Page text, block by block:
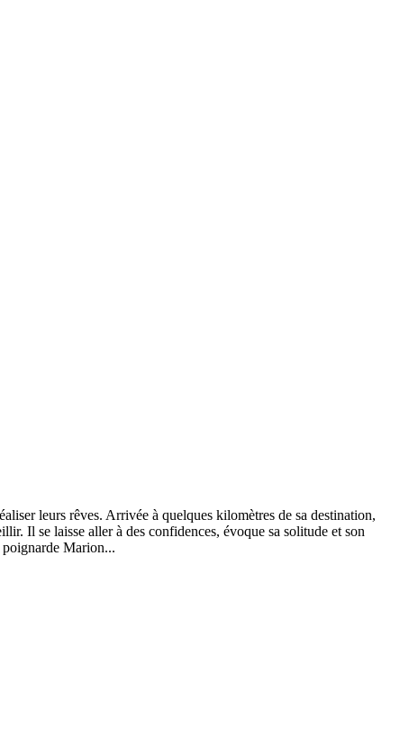
leurs rêves. Arrivée à quelques kilomètres de sa destination,
Il se laisse aller à des confidences, évoque sa solitude et son
poignarde Marion...